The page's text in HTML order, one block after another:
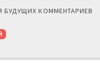
БУДУЩИХ КОММЕНТАРИЕВ